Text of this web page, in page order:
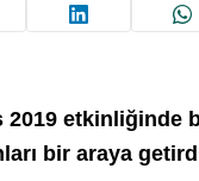
2019
bir araya